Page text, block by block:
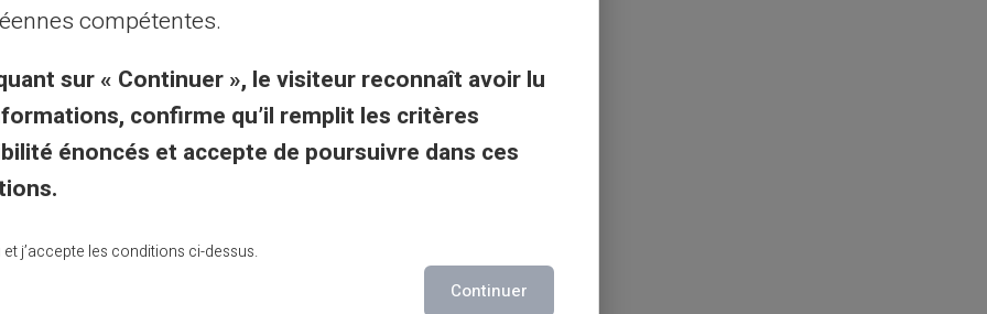
il est essentiel de déclarer tout
d'études de l'enfant en fournissant
précise et à jour permet d'éviter
éventuels trop-perçus.
habituellement à l'issue du mois
compétentes.
sur « Continuer », le visiteur reconnaît avoir lu
confirme qu’il remplit les critères
énoncés et accepte de poursuivre dans ces
et j’accepte les conditions ci-dessus.
Continuer